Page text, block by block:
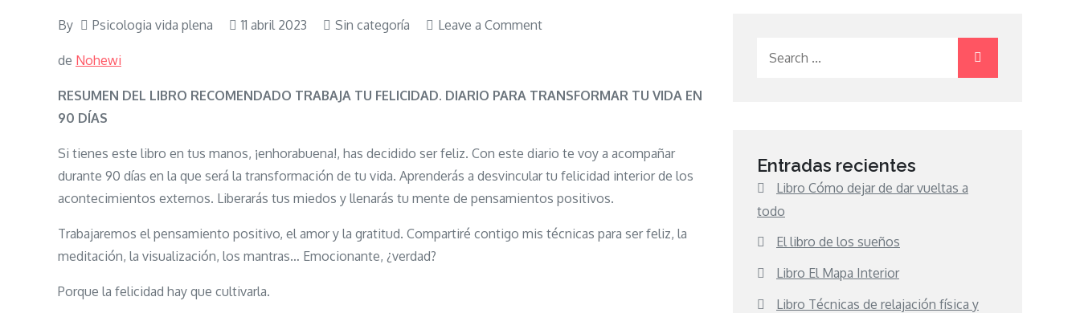
By Psicologia vida plena 11 abril 2023 Sin categoría Leave a Commenton
tu
para
transformar
tu
vida
de Nohewi
RESUMEN DEL LIBRO RECOMENDADO TRABAJA TU FELICIDAD. DIARIO PARA TRANSFORMAR TU VIDA EN
90 DÍAS
Si tienes este libro en tus manos, ¡enhorabuena!, has decidido ser feliz. Con este diario te voy a acompañar
durante 90 días en la que será la transformación de tu vida. Aprenderás a desvincular tu felicidad interior de los
acontecimientos externos. Liberarás tus miedos y llenarás tu mente de pensamientos positivos.
Trabajaremos el pensamiento positivo, el amor y la gratitud. Compartiré contigo mis técnicas para ser feliz, la
meditación, la visualización, los mantras… Emocionante, ¿verdad?
Porque la felicidad hay que cultivarla.
Entradas recientes
Libro Cómo dejar de dar vueltas a
todo
El libro de los sueños
Libro El Mapa Interior
Libro Técnicas de relajación física y